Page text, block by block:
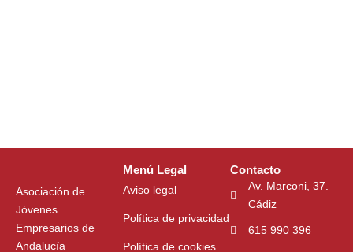
Asociación de
Jóvenes
Empresarios de
Andalucía
Menú Legal
Aviso legal
Política de privacidad
Política de cookies
Contacto
Av. Marconi, 37.
Cádiz
615 990 396